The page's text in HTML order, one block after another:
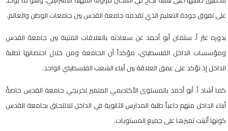
على تفوق جودة التعليم الذي تقدمه جامعة القدس بين جامعات الوطن والعالم.
بدوره عبّر أ. سلمان أبو أحمد عن سعادته بالعلاقات المتينة بين جامعة القدس
ومؤسسات الداخل الفلسطيني، مؤكداً أن الجامعة ومن خلال احتضانها لطلبة
الداخل إذ تؤكد على عمق العلاقة بين أبناء الشعب الفلسطيني الواحد.
كما أشاد أ. أبو أحمد بالمستوى الأكاديمي المتميز لخريجي جامعة القدس خاصةً
أبناء الداخل منهم داعياً طلبة المدارس الثانوية في الداخل للالتحاق بجامعة القدس
كونها أثبتت تميزها على جميع المستويات.